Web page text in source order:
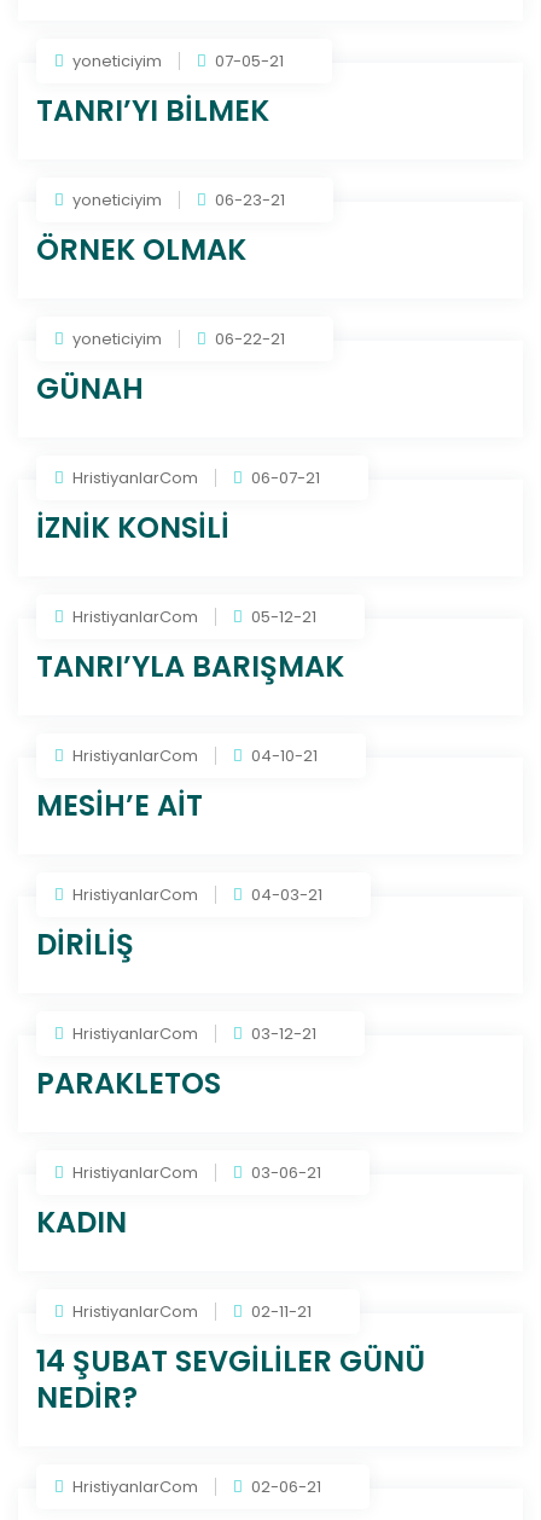
yoneticiyim 07-05-21
TANRI’YI BİLMEK
yoneticiyim 06-23-21
ÖRNEK OLMAK
yoneticiyim 06-22-21
GÜNAH
HristiyanlarCom 06-07-21
İZNİK KONSİLİ
HristiyanlarCom 05-12-21
TANRI’YLA BARIŞMAK
HristiyanlarCom 04-10-21
MESİH’E AİT
HristiyanlarCom 04-03-21
DİRİLİŞ
HristiyanlarCom 03-12-21
PARAKLETOS
HristiyanlarCom 03-06-21
KADIN
HristiyanlarCom 02-11-21
14 ŞUBAT SEVGİLİLER GÜNÜ
NEDİR?
HristiyanlarCom 02-06-21